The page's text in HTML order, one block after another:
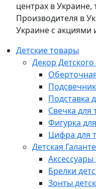
центрах в
Производителя в
Украине с акциями
Детские товары
Декор
Подставка
Свечка для
Фигурка
Цифра для
Детская
Аксессуары
Брелки
Зонты